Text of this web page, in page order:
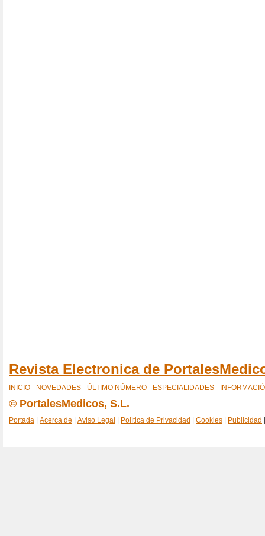
Revista Electronica de
INICIO - NOVEDADES - ÚLTIMO NÚMERO - ESPECIALIDADES -
© PortalesMedicos, S.L.
Portada Acerca de Aviso Legal Política de Privacidad Cookies Publicidad